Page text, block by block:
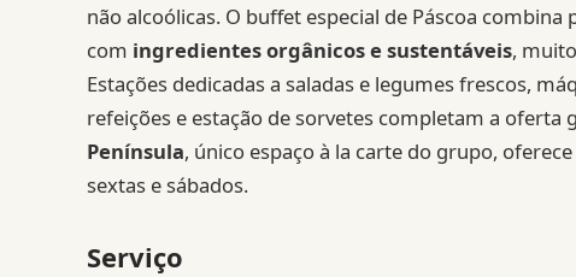
não alcoólicas. O buffet especial de Páscoa
com ingredientes orgânicos e sustentáveis,
Estações dedicadas a saladas e legumes frescos,
refeições e estação de sorvetes completam a oferta
Península, único espaço à la carte do grupo,
sextas e sábados.
Serviço